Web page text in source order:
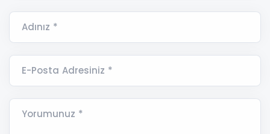
Adınız *
E-Posta Adresiniz *
Yorumunuz *